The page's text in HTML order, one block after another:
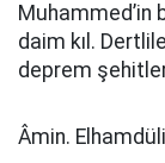
Muhammed’in
daim kıl.
deprem
Âmin.